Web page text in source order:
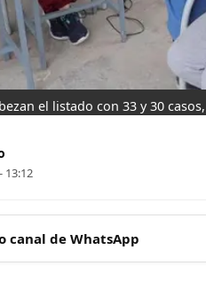
el listado con 33 y 30
13:12
canal de WhatsApp